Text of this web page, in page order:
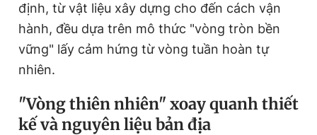
định, từ vật liệu xây dựng cho đến cách vận
hành, đều dựa trên mô thức "vòng tròn bền
vững" lấy cảm hứng từ vòng tuần hoàn tự
nhiên.
"Vòng thiên nhiên" xoay quanh thiết
kế và nguyên liệu bản địa